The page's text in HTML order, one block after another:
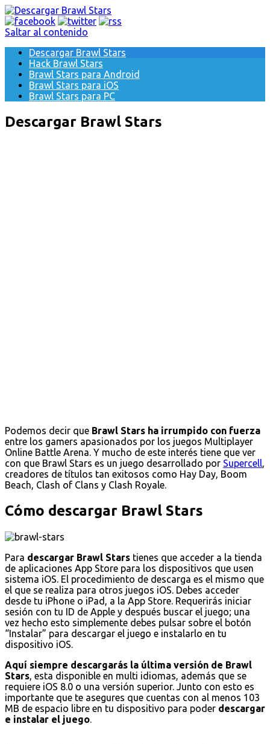
Saltar al contenido
Descargar Brawl Stars
Hack Brawl Stars
Brawl Stars para Android
Brawl Stars para iOS
Brawl Stars para PC
Descargar Brawl Stars
Podemos decir que Brawl Stars ha irrumpido con fuerza
entre los gamers apasionados por los juegos Multiplayer
Online Battle Arena. Y mucho de este interés tiene que ver
con que Brawl Stars es un juego desarrollado por Supercell,
creadores de títulos tan exitosos como Hay Day, Boom
Beach, Clash of Clans y Clash Royale.
Cómo descargar Brawl Stars
Para descargar Brawl Stars tienes que acceder a la tienda
de aplicaciones App Store para los dispositivos que usen
sistema iOS. El procedimiento de descarga es el mismo que
el que se realiza para otros juegos iOS. Debes acceder
desde tu iPhone o iPad, a la App Store. Requerirás iniciar
sesión con tu ID de Apple y después buscar el juego; una
vez hecho esto simplemente debes pulsar sobre el botón
“Instalar” para descargar el juego e instalarlo en tu
dispositivo iOS.
Aquí siempre descargarás la última versión de Brawl
Stars, esta disponible en multi idiomas, además que se
requiere iOS 8.0 o una versión superior. Junto con esto es
importante que te asegures que cuentas con al menos 103
MB de espacio libre en tu dispositivo para poder descargar
e instalar el juego.